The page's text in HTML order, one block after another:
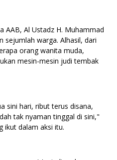
AAB, Al Ustadz H. Muhammad
sejumlah warga. Alhasil, dari
orang wanita muda,
mesin-mesin judi tembak
sini hari, ribut terus disana,
tak nyaman tinggal di sini,"
ikut dalam aksi itu.